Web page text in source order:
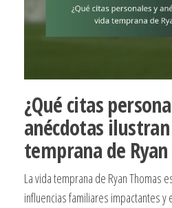
¿Qué citas
anécdotas
temprana de
La vida temprana de Ryan Thomas
influencias familiares impactantes